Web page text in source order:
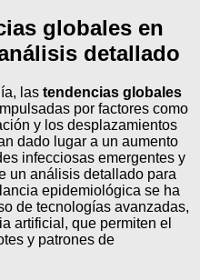
globales en
detallado
las tendencias globales
por factores como
y los desplazamientos
dado lugar a un aumento
infecciosas emergentes y
un análisis detallado para
epidemiológica se ha
de tecnologías avanzadas,
artificial, que permiten el
y patrones de